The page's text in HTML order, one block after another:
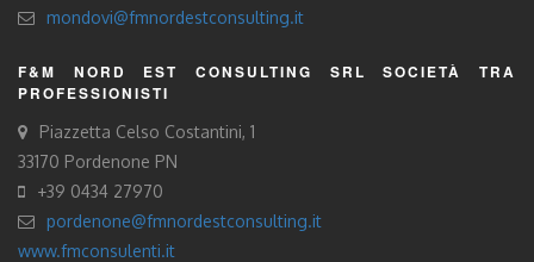
mondovi@fmnordestconsulting.it
F&M NORD EST CONSULTING SRL SOCIETÀ TRA
PROFESSIONISTI
Piazzetta Celso Costantini, 1
33170 Pordenone PN
+39 0434 27970
pordenone@fmnordestconsulting.it
www.fmconsulenti.it